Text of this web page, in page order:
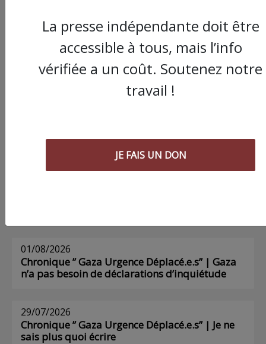
Commander le dernier numéro papier du
Poing !
Voir tous les numéros papier
AGORA
03/08/2026
01/08/2026
Chronique ” Gaza Urgence Déplacé.e.s” | Gaza
n’a pas besoin de déclarations d’inquiétude
29/07/2026
Chronique ” Gaza Urgence Déplacé.e.s” | Je ne
sais plus quoi écrire
La presse indépendante doit être
accessible à tous, mais l’info
vérifiée a un coût. Soutenez notre
travail !
JE FAIS UN DON